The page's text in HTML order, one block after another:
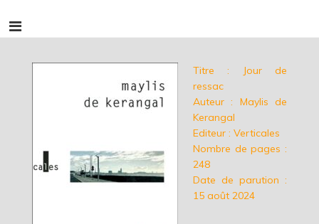
Titre : Jour de
ressac
Auteur : Maylis de
Kerangal
Editeur : Verticales
Nombre de pages :
248
Date de parution :
15 août 2024